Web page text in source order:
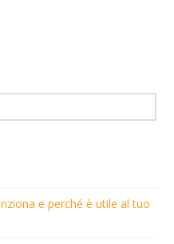
e perché è utile al tuo